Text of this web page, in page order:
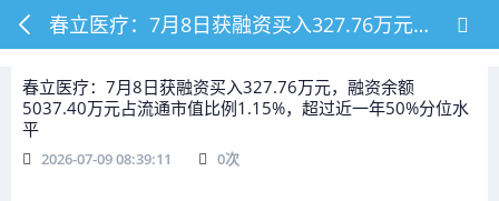
春立医疗：7月8日获融资买入327.76万元，融资余额5037.40万元占流通市值比例1.15%，超过近一年50%分位水平
春立医疗：7月8日获融资买入327.76万元，融资余额
5037.40万元占流通市值比例1.15%，超过近一年50%分位水
平
2026-07-09 08:39:11 0次